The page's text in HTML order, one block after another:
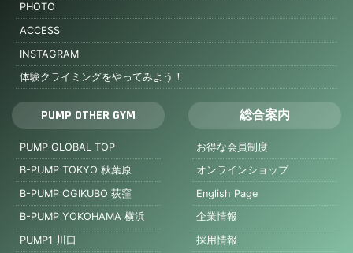
PHOTO
ACCESS
INSTAGRAM
体験クライミングをやってみよう！
PUMP OTHER GYM
PUMP GLOBAL TOP
B-PUMP TOKYO 秋葉原
B-PUMP OGIKUBO 荻窪
B-PUMP YOKOHAMA 横浜
PUMP1 川口
総合案内
お得な会員制度
オンラインショップ
English Page
企業情報
採用情報